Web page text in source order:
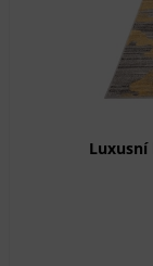
Luxusní